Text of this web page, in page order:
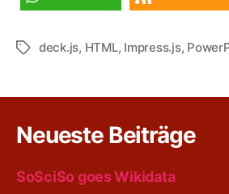
Schlagwörter
deck.js, HTML, Impress.js,
Neueste Beiträge
SoSciSo goes Wikidata